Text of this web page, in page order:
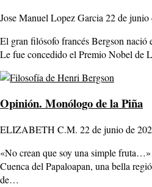
Jose Manuel Lopez Garcia 22 de junio
El gran filósofo francés Bergson nació
Le fue concedido el Premio Nobel de
Opinión. Monólogo de la Piña
ELIZABETH C.M. 22 de junio de
«No crean que soy una simple fruta…»
Cuenca del Papaloapan, una bella
de…